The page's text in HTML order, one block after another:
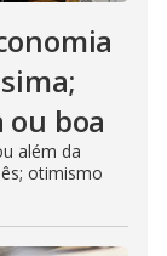
ou boa
além da
otimismo